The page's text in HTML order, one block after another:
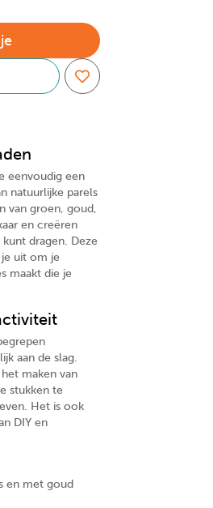
eenvoudig een
natuurlijke parels
van groen, goud,
en creëren
dragen. Deze
uit om je
maakt die je
aan de slag.
maken van
stukken te
Het is ook
DIY en
en met goud